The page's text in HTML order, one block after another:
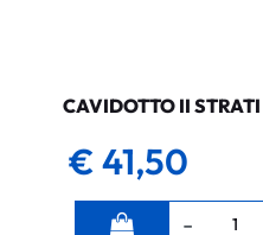
CAVIDOTTO II
€ 41,50
Quantità